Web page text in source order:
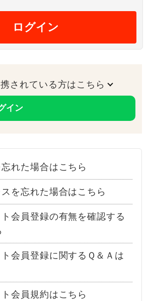
ログイン
されている方はこちら
イン
れた場合はこちら
を忘れた場合はこちら
会員登録の有無を確認する
会員登録に関するＱ＆Ａは
会員規約はこちら